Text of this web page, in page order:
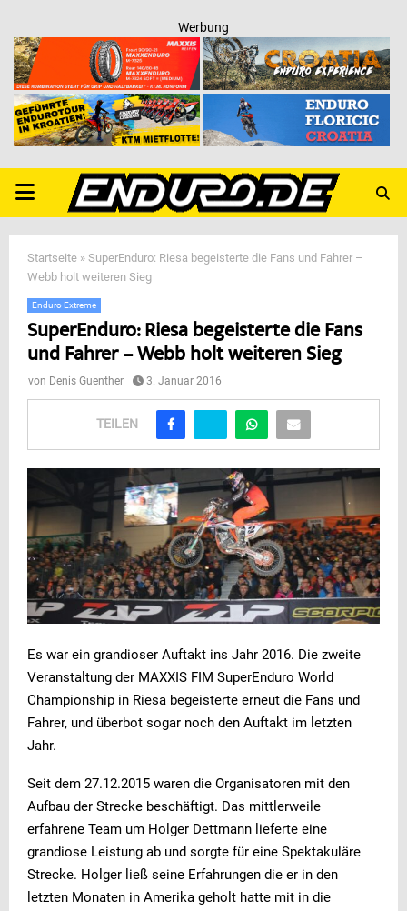
Werbung
PRIMARY
MENU
Startseite » SuperEnduro: Riesa begeisterte die Fans und Fahrer –
Webb holt weiteren Sieg
Enduro Extreme
SuperEnduro: Riesa begeisterte die Fans
und Fahrer – Webb holt weiteren Sieg
von Denis Guenther 3. Januar 2016
TEILEN
Es war ein grandioser Auftakt ins Jahr 2016. Die zweite
Veranstaltung der MAXXIS FIM SuperEnduro World
Championship in Riesa begeisterte erneut die Fans und
Fahrer, und überbot sogar noch den Auftakt im letzten
Jahr.
Seit dem 27.12.2015 waren die Organisatoren mit den
Aufbau der Strecke beschäftigt. Das mittlerweile
erfahrene Team um Holger Dettmann lieferte eine
grandiose Leistung ab und sorgte für eine Spektakuläre
Strecke. Holger ließ seine Erfahrungen die er in den
letzten Monaten in Amerika geholt hatte mit in die